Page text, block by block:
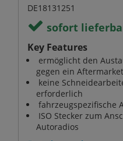
DE18131251
sofort
Key Features
ermöglicht den
gegen ein
keine
erforderlich
fahrzeugspezifische
ISO Stecker zum
Autoradios